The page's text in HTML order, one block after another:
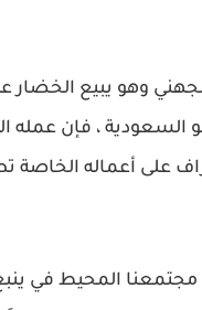
وهو يبيع الخضار
السعودية ، فإن
على أعماله الخاصة
مجتمعنا المحيط في